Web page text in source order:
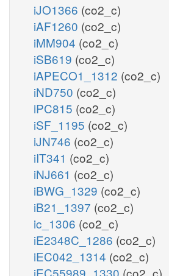
iJO1366 (co2_c)
iAF1260 (co2_c)
iMM904 (co2_c)
iSB619 (co2_c)
iAPECO1_1312 (co2_c)
iND750 (co2_c)
iPC815 (co2_c)
iSF_1195 (co2_c)
iJN746 (co2_c)
iIT341 (co2_c)
iNJ661 (co2_c)
iBWG_1329 (co2_c)
iB21_1397 (co2_c)
ic_1306 (co2_c)
iE2348C_1286 (co2_c)
iEC042_1314 (co2_c)
iEC55989_1330 (co2_c)